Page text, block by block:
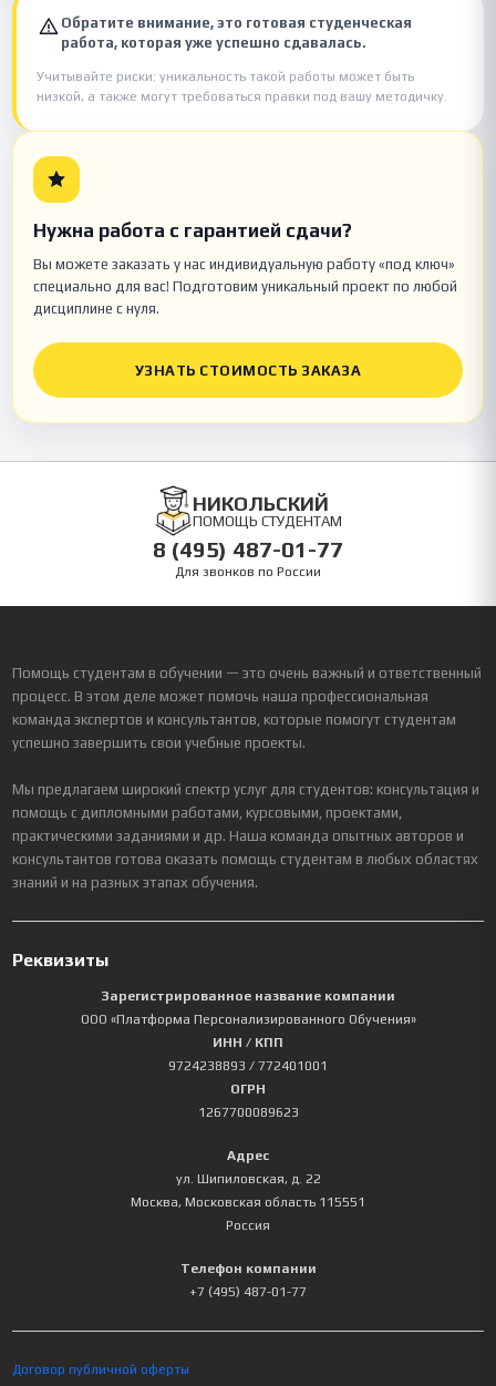
Обратите внимание, это готовая студенческая
работа, которая уже успешно сдавалась.
Учитывайте риски: уникальность такой работы может быть
низкой, а также могут требоваться правки под вашу методичку.
Нужна работа с гарантией сдачи?
Вы можете заказать у нас индивидуальную работу «под ключ»
специально для вас! Подготовим уникальный проект по любой
дисциплине с нуля.
УЗНАТЬ СТОИМОСТЬ ЗАКАЗА
НИКОЛЬСКИЙ
ПОМОЩЬ СТУДЕНТАМ
8 (495) 487-01-77
Для звонков по России
Помощь студентам в обучении — это очень важный и ответственный
процесс. В этом деле может помочь наша профессиональная
команда экспертов и консультантов, которые помогут студентам
успешно завершить свои учебные проекты.
Мы предлагаем широкий спектр услуг для студентов: консультация и
помощь с дипломными работами, курсовыми, проектами,
практическими заданиями и др. Наша команда опытных авторов и
консультантов готова оказать помощь студентам в любых областях
знаний и на разных этапах обучения.
Реквизиты
Зарегистрированное название компании
ООО «Платформа Персонализированного Обучения»
ИНН / КПП
9724238893 / 772401001
ОГРН
1267700089623
Адрес
ул. Шипиловская, д. 22
Москва, Московская область 115551
Россия
Телефон компании
+7 (495) 487-01-77
Договор публичной оферты